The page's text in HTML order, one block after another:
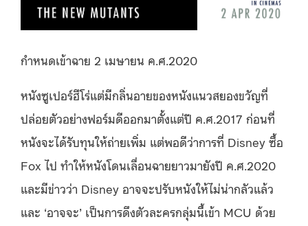
กำหนดเข้าฉาย 2 เมษายน ค.ศ.2020
หนังซูเปอร์ฮีโร่แต่มีกลิ่นอายของหนังแนวสยองขวัญที่
ปล่อยตัวอย่างฟอร์มดีออกมาตั้งแต่ปี ค.ศ.2017 ก่อนที่
หนังจะได้รับทุนให้ถ่ายเพิ่ม แต่พอดีว่าการที่ Disney ซื้อ
Fox ไป ทำให้หนังโดนเลื่อนฉายยาวมายังปี ค.ศ.2020
และมีข่าวว่า Disney อาจจะปรับหนังให้ไม่น่ากลัวแล้ว
และ ‘อาจจะ’ เป็นการดึงตัวละครกลุ่มนี้เข้า MCU ด้วย